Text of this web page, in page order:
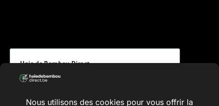
Haie de Bambou Direct